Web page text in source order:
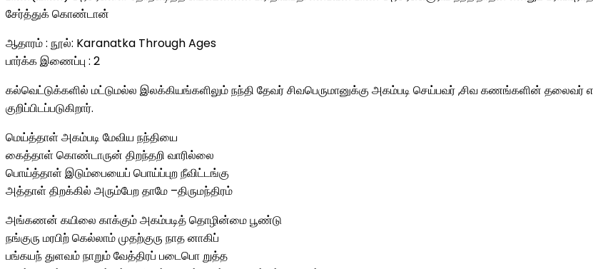
சேர்த்துக் கொண்டான்
ஆதாரம் : நூல்: Karanatka Through Ages
பார்க்க இணைப்பு : 2
கல்வெட்டுக்களில் மட்டுமல்ல இலக்கியங்களிலும் நந்தி தேவர் சிவபெருமானுக்கு அகம்படி செய்பவர் ,சிவ கணங்களின்
குறிப்பிடப்படுகிறார்.
மெய்த்தாள் அகம்படி மேவிய நந்தியை
கைத்தாள் கொண்டாருன் திறந்தறி வாரில்லை
பொய்த்தாள் இடும்பையைப் பொய்ப்புற நீவிட்டங்கு
அத்தாள் திறக்கில் அரும்பேற தாமே –திருமந்திரம்
அங்கணன் கயிலை காக்கும் அகம்படித் தொழின்மை பூண்டு
நங்குரு மரபிற் கெல்லாம் முதற்குரு நாத னாகிப்
பங்கயந் துளவம் நாறும் வேத்திரப் படைபொ றுத்த